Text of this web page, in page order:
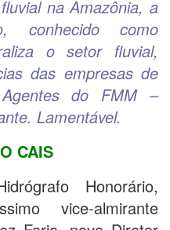
na Amazônia, a
conhecido como
o setor fluvial,
das empresas de
do FMM –
Lamentável.
CAIS
Honorário,
vice-almirante